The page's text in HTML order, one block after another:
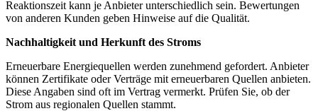
Reaktionszeit kann je Anbieter unterschiedlich sein. Bewertungen
von anderen Kunden geben Hinweise auf die Qualität.
Nachhaltigkeit und Herkunft des Stroms
Erneuerbare Energiequellen werden zunehmend gefordert. Anbieter
können Zertifikate oder Verträge mit erneuerbaren Quellen anbieten.
Diese Angaben sind oft im Vertrag vermerkt. Prüfen Sie, ob der
Strom aus regionalen Quellen stammt.